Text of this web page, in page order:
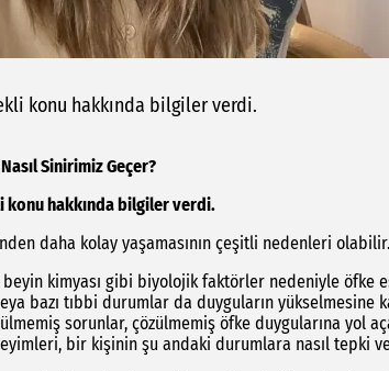
konu hakkında bilgiler verdi.
Sinirimiz Geçer?
konu hakkında bilgiler verdi.
daha kolay yaşamasının çeşitli nedenleri olabilir.
beyin kimyası gibi biyolojik faktörler nedeniyle öfke
bazı tıbbi durumlar da duyguların yükselmesine
sorunlar, çözülmemiş öfke duygularına yol
bir kişinin şu andaki durumlara nasıl tepki